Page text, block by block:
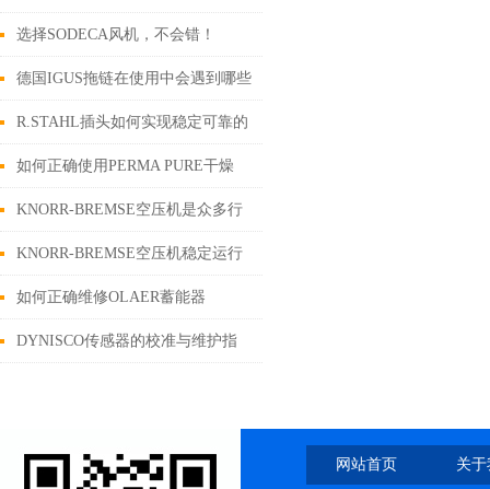
呢？
选择SODECA风机，不会错！
德国IGUS拖链在使用中会遇到哪些
问题？
R.STAHL插头如何实现稳定可靠的
电气传导？
如何正确使用PERMA PURE干燥
管？
KNORR-BREMSE空压机是众多行
业中不可少的动力源
KNORR-BREMSE空压机稳定运行
的关键保障
如何正确维修OLAER蓄能器
DYNISCO传感器的校准与维护指
网站首页 关